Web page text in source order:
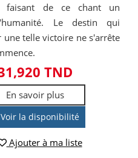
faisant de ce chant un
Le destin qui
une telle victoire ne s'arrête
TND
En savoir plus
la disponibilité
Ajouter à ma liste